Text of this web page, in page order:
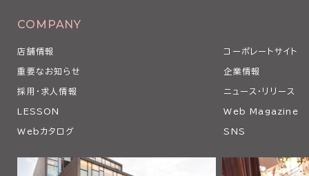
COMPANY
店舗情報 コーポレートサイト
重要なお知らせ 企業情報
採用・求人情報 ニュース・リリース
LESSON Web Magazine
Webカタログ SNS